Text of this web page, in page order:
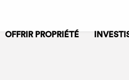
OFFRIR PROPRIÉTÉ